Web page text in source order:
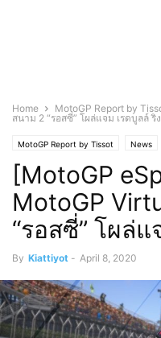
Home MotoGP Report by
สนาม 2 “รอสซี่” โผล่แจม เรดบูลล์ ริง
MotoGP Report by Tissot News
[MotoGP
MotoGP
“รอสซี่” โผล่แ
By Kiattiyot - April 8, 2020